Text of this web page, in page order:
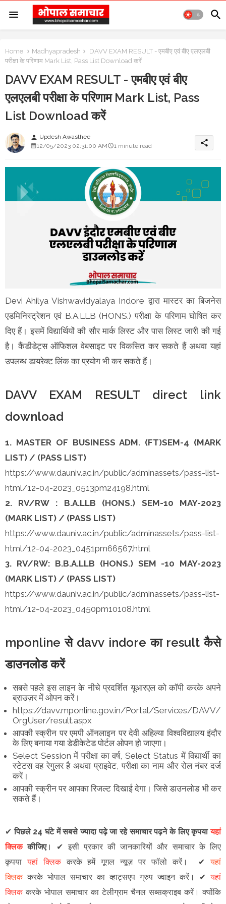
Home Madhyapradesh
DAVV EXAM RESULT - एमबीए एवं बीए एलएलबी
परीक्षा के परिणाम Mark List, Pass List Download करें
DAVV EXAM RESULT - एमबीए एवं बीए
एलएलबी परीक्षा के परिणाम Mark List, Pass
List Download करें
person Updesh Awasthee
12/05/2023 02:31:00 AM
1 minute read share
Devi Ahilya Vishwavidyalaya Indore द्वारा मास्टर का बिजनेस
एडमिनिस्ट्रेशन एवं B.A.LLB (HONS.) परीक्षा के परिणाम घोषित कर
दिए हैं। इसमें विद्यार्थियों की सौर मार्क लिस्ट और पास लिस्ट जारी की गई
है। कैंडीडेट्स ऑफिशल वेबसाइट पर विकसित कर सकते हैं अथवा यहां
उपलब्ध डायरेक्ट लिंक का प्रयोग भी कर सकते हैं।
DAVV EXAM RESULT direct link
download
1. MASTER OF BUSINESS ADM. (FT)SEM-4 (MARK
LIST) / (PASS LIST)
https://www.dauniv.ac.in/public/adminassets/pass-list-
html/12-04-2023_0513pm24198.html
2. RV/RW : B.A.LLB (HONS.) SEM-10 MAY-2023
(MARK LIST) / (PASS LIST)
https://www.dauniv.ac.in/public/adminassets/pass-list-
html/12-04-2023_0451pm66567.html
3. RV/RW: B.B.A.LLB (HONS.) SEM -10 MAY-2023
(MARK LIST) / (PASS LIST)
https://www.dauniv.ac.in/public/adminassets/pass-list-
html/12-04-2023_0450pm10108.html
mponline से davv indore का result कैसे
डाउनलोड करें
सबसे पहले इस लाइन के नीचे प्रदर्शित यूआरएल को कॉपी करके अपने
ब्राउज़र में ओपन करें।
https://davv.mponline.gov.in/Portal/Services/DAVV/
OrgUser/result.aspx
आपकी स्क्रीन पर एमपी ऑनलाइन पर देवी अहिल्या विश्वविद्यालय इंदौर
के लिए बनाया गया डेडीकेटेड पोर्टल ओपन हो जाएगा।
Select Session में परीक्षा का वर्ष, Select Status में विद्यार्थी का
स्टेटस वह रेगुलर है अथवा प्राइवेट, परीक्षा का नाम और रोल नंबर दर्ज
करें।
आपकी स्क्रीन पर आपका रिजल्ट दिखाई देगा। जिसे डाउनलोड भी कर
सकते हैं।
✔ पिछले 24 घंटे में सबसे ज्यादा पढ़े जा रहे समाचार पढ़ने के लिए कृपयायहां
क्लिककीजिए। ✔ इसी प्रकार की जानकारियों और समाचार के लिए
कृपयायहां क्लिककरके हमें गूगल न्यूज़ पर फॉलो करें। ✔यहां
क्लिककरके भोपाल समाचार का व्हाट्सएप ग्रुप ज्वाइन करें । ✔यहां
क्लिककरके भोपाल समाचार का टेलीग्राम चैनल सब्सक्राइब करें। क्योंकि